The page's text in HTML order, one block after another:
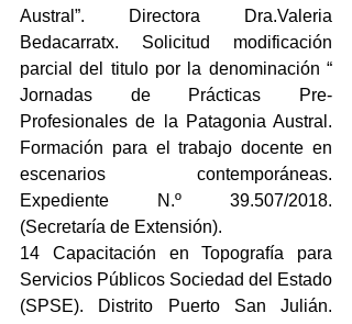
Austral”. Directora Dra.Valeria
Bedacarratx. Solicitud modificación
parcial del titulo por la denominación “
Jornadas de Prácticas Pre-
Profesionales de la Patagonia Austral.
Formación para el trabajo docente en
escenarios contemporáneas.
Expediente N.º 39.507/2018.
(Secretaría de Extensión).
14 Capacitación en Topografía para
Servicios Públicos Sociedad del Estado
(SPSE). Distrito Puerto San Julián.